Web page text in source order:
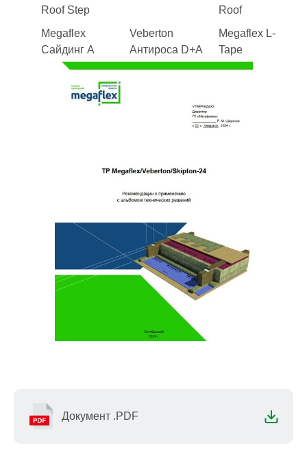
Документ .PDF
Roof Step
Roof
Megaflex
Сайдинг A
Veberton
Aнтироса D+A
Megaflex L-
Tape